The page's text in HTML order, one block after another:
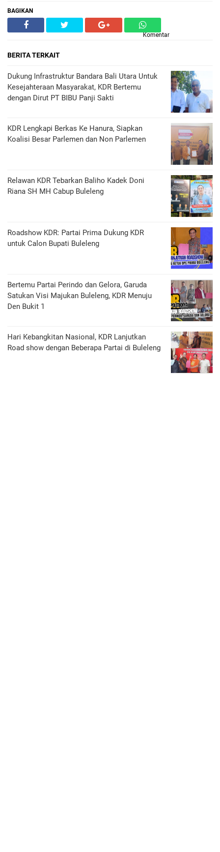
BAGIKAN
Komentar
BERITA TERKAIT
Dukung Infrastruktur Bandara Bali Utara Untuk
Kesejahteraan Masyarakat, KDR Bertemu
dengan Dirut PT BIBU Panji Sakti
KDR Lengkapi Berkas Ke Hanura, Siapkan
Koalisi Besar Parlemen dan Non Parlemen
Relawan KDR Tebarkan Baliho Kadek Doni
Riana SH MH Cabup Buleleng
Roadshow KDR: Partai Prima Dukung KDR
untuk Calon Bupati Buleleng
Bertemu Partai Perindo dan Gelora, Garuda
Satukan Visi Majukan Buleleng, KDR Menuju
Den Bukit 1
Hari Kebangkitan Nasional, KDR Lanjutkan
Road show dengan Beberapa Partai di Buleleng